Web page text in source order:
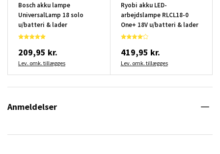
Bosch akku lampe
UniversalLamp 18 solo
u/batteri & lader
209,95 kr.
Lev. omk. tillægges
Ryobi akku LED-
arbejdslampe RLCL18-0
One+ 18V u/batteri & lader
419,95 kr.
Lev. omk. tillægges
Anmeldelser